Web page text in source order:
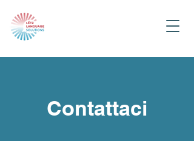
Contattaci